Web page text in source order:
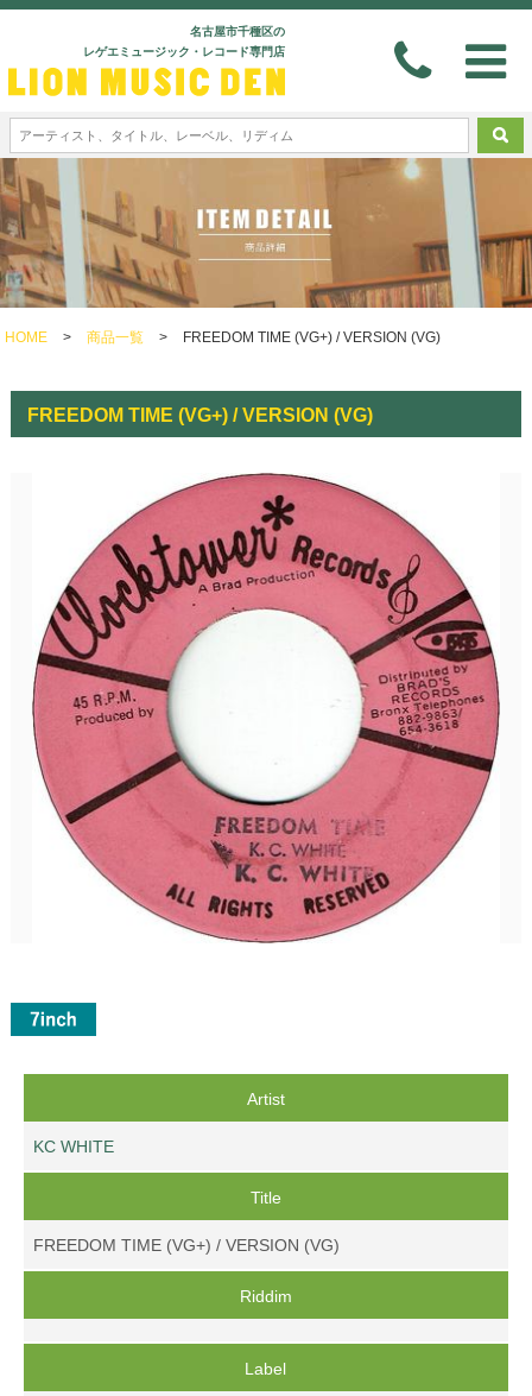
名古屋市千種区の
レゲエミュージック・レコード専門店
HOME > 商品一覧 > FREEDOM TIME (VG+) / VERSION (VG)
FREEDOM TIME (VG+) / VERSION (VG)
Artist
KC WHITE
Title
FREEDOM TIME (VG+) / VERSION (VG)
Riddim
Label